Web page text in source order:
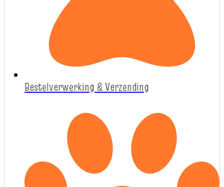
Bestelverwerking & Verzending